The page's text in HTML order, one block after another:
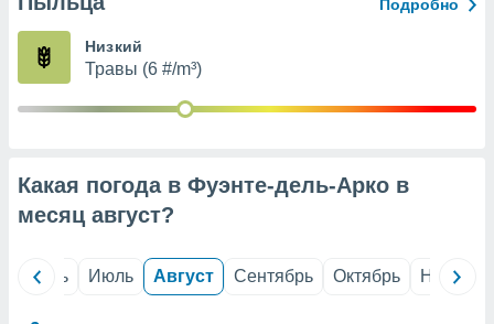
из
Подробно
Низкий
Травы (6 #/m³)
Какая погода в Фуэнте-дель-Арко в
месяц август?
Июнь Июль Август Сентябрь Октябрь Ноябрь